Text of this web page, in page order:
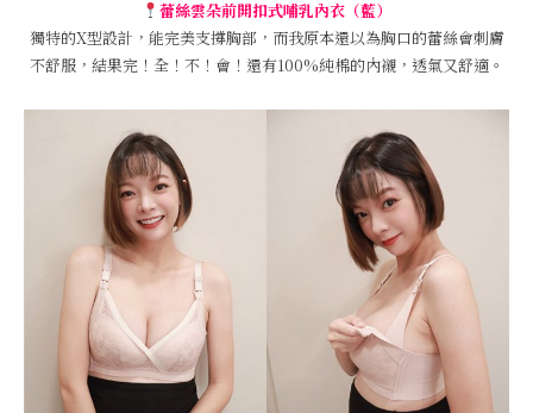
蕾絲雲朵前開扣式哺乳內衣（藍）
獨特的X型設計，能完美支撐胸部，而我原本還以為胸口的蕾絲會刺膚
不舒服，結果完！全！不！會！還有100%純棉的內襯，透氣又舒適。